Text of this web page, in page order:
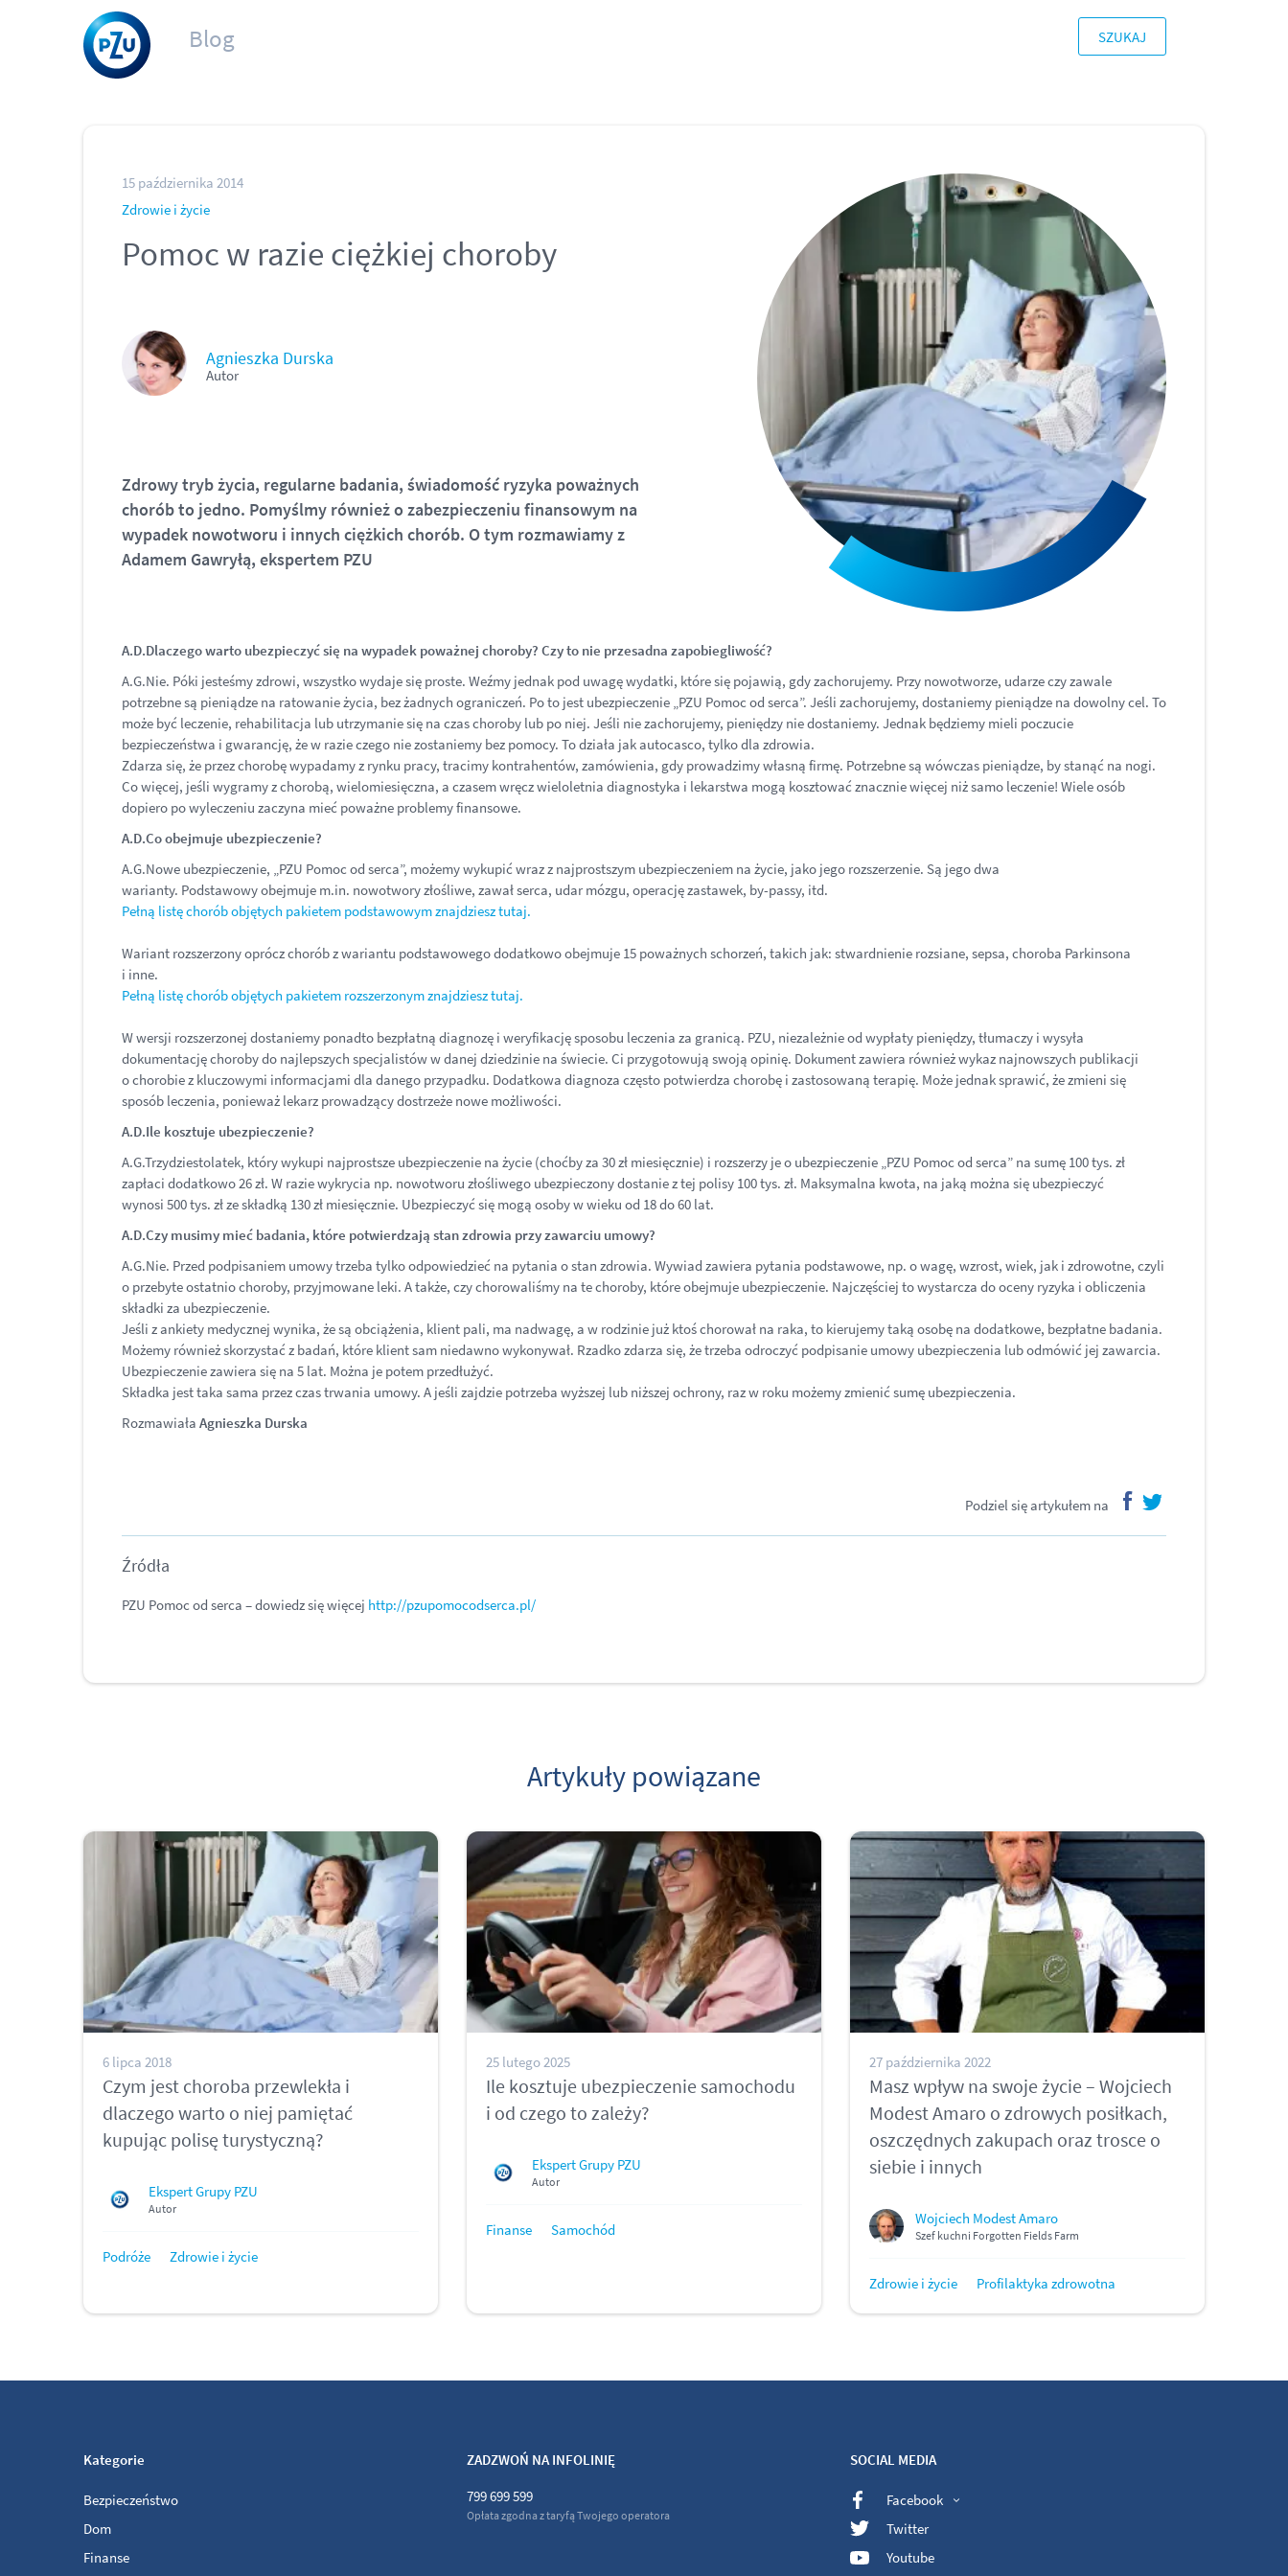
Blog SZUKAJ
15 października 2014
Zdrowie i życie
Pomoc w razie ciężkiej choroby
Agnieszka Durska
Autor
Zdrowy tryb życia, regularne badania, świadomość ryzyka poważnych
chorób to jedno. Pomyślmy również o zabezpieczeniu finansowym na
wypadek nowotworu i innych ciężkich chorób. O tym rozmawiamy z
Adamem Gawryłą, ekspertem PZU
A.D.Dlaczego warto ubezpieczyć się na wypadek poważnej choroby? Czy to nie przesadna zapobiegliwość?
A.G.Nie. Póki jesteśmy zdrowi, wszystko wydaje się proste. Weźmy jednak pod uwagę wydatki, które się pojawią, gdy zachorujemy. Przy nowotworze, udarze czy zawale
potrzebne są pieniądze na ratowanie życia, bez żadnych ograniczeń. Po to jest ubezpieczenie „PZU Pomoc od serca”. Jeśli zachorujemy, dostaniemy pieniądze na dowolny cel. To
może być leczenie, rehabilitacja lub utrzymanie się na czas choroby lub po niej. Jeśli nie zachorujemy, pieniędzy nie dostaniemy. Jednak będziemy mieli poczucie
bezpieczeństwa i gwarancję, że w razie czego nie zostaniemy bez pomocy. To działa jak autocasco, tylko dla zdrowia.
Zdarza się, że przez chorobę wypadamy z rynku pracy, tracimy kontrahentów, zamówienia, gdy prowadzimy własną firmę. Potrzebne są wówczas pieniądze, by stanąć na nogi.
Co więcej, jeśli wygramy z chorobą, wielomiesięczna, a czasem wręcz wieloletnia diagnostyka i lekarstwa mogą kosztować znacznie więcej niż samo leczenie! Wiele osób
dopiero po wyleczeniu zaczyna mieć poważne problemy finansowe.
A.D.Co obejmuje ubezpieczenie?
A.G.Nowe ubezpieczenie, „PZU Pomoc od serca”, możemy wykupić wraz z najprostszym ubezpieczeniem na życie, jako jego rozszerzenie. Są jego dwa
warianty. Podstawowy obejmuje m.in. nowotwory złośliwe, zawał serca, udar mózgu, operację zastawek, by-passy, itd.
Pełną listę chorób objętych pakietem podstawowym znajdziesz tutaj.
Wariant rozszerzony oprócz chorób z wariantu podstawowego dodatkowo obejmuje 15 poważnych schorzeń, takich jak: stwardnienie rozsiane, sepsa, choroba Parkinsona
i inne.
Pełną listę chorób objętych pakietem rozszerzonym znajdziesz tutaj.
W wersji rozszerzonej dostaniemy ponadto bezpłatną diagnozę i weryfikację sposobu leczenia za granicą. PZU, niezależnie od wypłaty pieniędzy, tłumaczy i wysyła
dokumentację choroby do najlepszych specjalistów w danej dziedzinie na świecie. Ci przygotowują swoją opinię. Dokument zawiera również wykaz najnowszych publikacji
o chorobie z kluczowymi informacjami dla danego przypadku. Dodatkowa diagnoza często potwierdza chorobę i zastosowaną terapię. Może jednak sprawić, że zmieni się
sposób leczenia, ponieważ lekarz prowadzący dostrzeże nowe możliwości.
A.D.​Ile kosztuje ubezpieczenie?
A.G.Trzydziestolatek, który wykupi najprostsze ubezpieczenie na życie (choćby za 30 zł miesięcznie) i rozszerzy je o ubezpieczenie „PZU Pomoc od serca” na sumę 100 tys. zł
zapłaci dodatkowo 26 zł. W razie wykrycia np. nowotworu złośliwego ubezpieczony dostanie z tej polisy 100 tys. zł. Maksymalna kwota, na jaką można się ubezpieczyć
wynosi 500 tys. zł ze składką 130 zł miesięcznie. Ubezpieczyć się mogą osoby w wieku od 18 do 60 lat.
A.D.Czy musimy mieć badania, które potwierdzają stan zdrowia przy zawarciu umowy?
A.G.Nie. Przed podpisaniem umowy trzeba tylko odpowiedzieć na pytania o stan zdrowia. Wywiad zawiera pytania podstawowe, np. o wagę, wzrost, wiek, jak i zdrowotne, czyli
o przebyte ostatnio choroby, przyjmowane leki. A także, czy chorowaliśmy na te choroby, które obejmuje ubezpieczenie. Najczęściej to wystarcza do oceny ryzyka i obliczenia
składki za ubezpieczenie.
Jeśli z ankiety medycznej wynika, że są obciążenia, klient pali, ma nadwagę, a w rodzinie już ktoś chorował na raka, to kierujemy taką osobę na dodatkowe, bezpłatne badania.
Możemy również skorzystać z badań, które klient sam niedawno wykonywał. Rzadko zdarza się, że trzeba odroczyć podpisanie umowy ubezpieczenia lub odmówić jej zawarcia.
Ubezpieczenie zawiera się na 5 lat. Można je potem przedłużyć.
Składka jest taka sama przez czas trwania umowy. A jeśli zajdzie potrzeba wyższej lub niższej ochrony, raz w roku możemy zmienić sumę ubezpieczenia.
Rozmawiała Agnieszka Durska
Podziel się artykułem na
Źródła
PZU Pomoc od serca – dowiedz się więcej http://pzupomocodserca.pl/
Artykuły powiązane
6 lipca 2018
Czym jest choroba przewlekła i
dlaczego warto o niej pamiętać
kupując polisę turystyczną?
Ekspert Grupy PZU
Autor
Podróże Zdrowie i życie
25 lutego 2025
Ile kosztuje ubezpieczenie samochodu
i od czego to zależy?
Ekspert Grupy PZU
Autor
Finanse Samochód
27 października 2022
Masz wpływ na swoje życie – Wojciech
Modest Amaro o zdrowych posiłkach,
oszczędnych zakupach oraz trosce o
siebie i innych
Wojciech Modest Amaro
Szef kuchni Forgotten Fields Farm
Zdrowie i życie Profilaktyka zdrowotna
Kategorie
Bezpieczeństwo
Dom
Finanse
ZADZWOŃ NA INFOLINIĘ
799 699 599
Opłata zgodna z taryfą Twojego operatora
SOCIAL MEDIA
Facebook
Twitter
Youtube